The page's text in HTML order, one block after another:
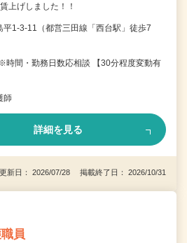
げしました！！
平1-3-11（都営三田線「西台駅」徒歩7
間・勤務日数応相談 【30分程度変動有
師
詳細を見る
更新日： 2026/07/28 掲載終了日： 2026/10/31
員